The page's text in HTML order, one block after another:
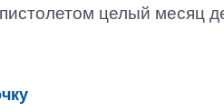
целый месяц